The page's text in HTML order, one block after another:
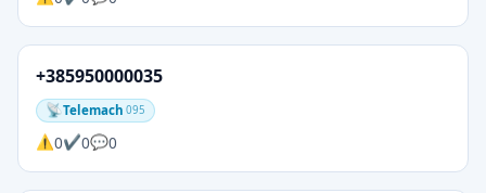
+385950000035
Telemach 095
0 0 0